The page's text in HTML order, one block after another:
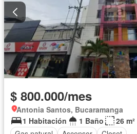
$ 800.000/mes
Antonia Santos, Bucaramanga
1 Habitación
1 Baño
26 m²